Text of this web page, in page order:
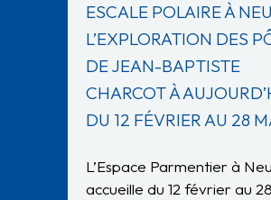
ESCALE POLAIRE À
L’EXPLORATION DES
DE JEAN-BAPTISTE
CHARCOT À
DU 12 FÉVRIER AU 28
L’Espace Parmentier à
accueille du 12 février au